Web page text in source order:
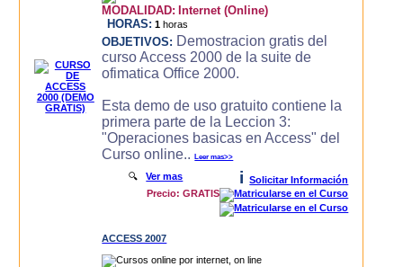
MODALIDAD: Internet (Online)
HORAS: 1 horas
OBJETIVOS: Demostracion gratis del
curso Access 2000 de la suite de
ofimatica Office 2000.
Esta demo de uso gratuito contiene la
primera parte de la Leccion 3:
"Operaciones basicas en Access" del
Curso online..Leer mas>>
🔍Ver mas i
Solicitar Información
Precio: GRATIS
ACCESS 2007